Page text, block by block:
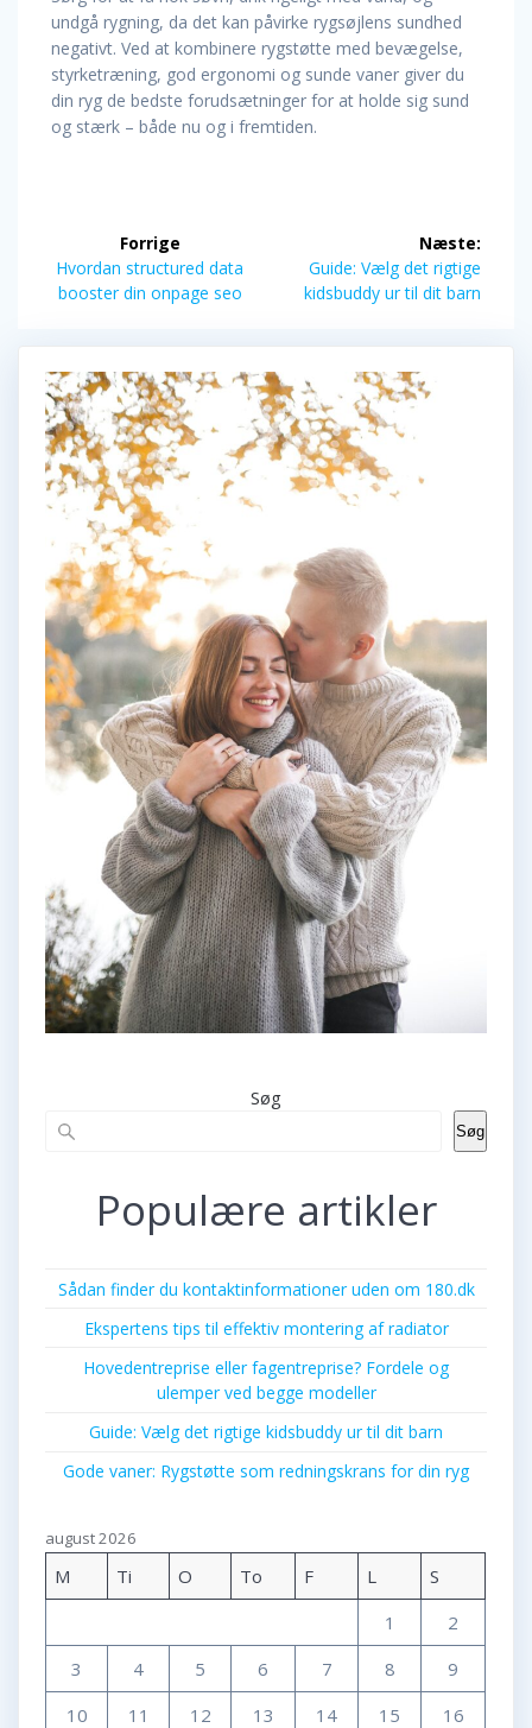
undgå rygning, da det kan påvirke rygsøjlens sundhed
negativt. Ved at kombinere rygstøtte med bevægelse,
styrketræning, god ergonomi og sunde vaner giver du
din ryg de bedste forudsætninger for at holde sig sund
og stærk – både nu og i fremtiden.
Indlægsnavigation
Forrige
Forrige
indlæg:
Hvordan structured data
booster din onpage seo
Næste:
Næste
indlæg:
Guide: Vælg det rigtige
kidsbuddy ur til dit barn
Søg
Søg
Populære artikler
Sådan finder du kontaktinformationer uden om 180.dk
Ekspertens tips til effektiv montering af radiator
Hovedentreprise eller fagentreprise? Fordele og
ulemper ved begge modeller
Guide: Vælg det rigtige kidsbuddy ur til dit barn
Gode vaner: Rygstøtte som redningskrans for din ryg
august 2026
M Ti O To F L
S
1
2
3
4 5 6 7 8
9
10
11 12 13 14 15
16